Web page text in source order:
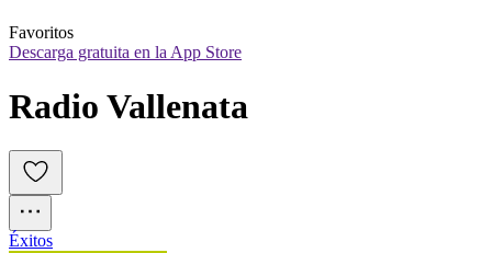
Favoritos
Descarga gratuita en la App Store
Radio Vallenata
Éxitos